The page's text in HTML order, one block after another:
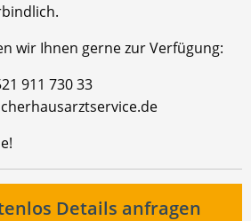
wir Ihnen gerne zur Verfügung:
911 730 33
Details anfragen